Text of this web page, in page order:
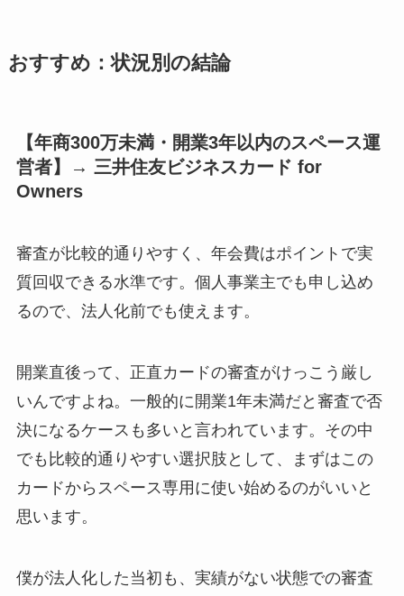
おすすめ：状況別の結論
【年商300万未満・開業3年以内のスペース運
営者】→ 三井住友ビジネスカード for
Owners
審査が比較的通りやすく、年会費はポイントで実
質回収できる水準です。個人事業主でも申し込め
るので、法人化前でも使えます。
開業直後って、正直カードの審査がけっこう厳し
いんですよね。一般的に開業1年未満だと審査で否
決になるケースも多いと言われています。その中
でも比較的通りやすい選択肢として、まずはこの
カードからスペース専用に使い始めるのがいいと
思います。
僕が法人化した当初も、実績がない状態での審査